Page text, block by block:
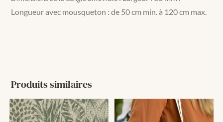
Longueur avec mousqueton : de 50 cm min. à 120 cm max.
Produits similaires